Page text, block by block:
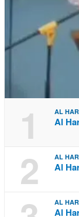
1 AL
Al
2 AL
Al
AL
Al